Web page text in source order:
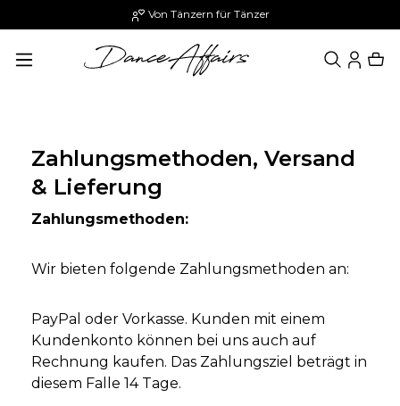
Von Tänzern für Tänzer
Zahlungsmethoden, Versand
& Lieferung
Zahlungsmethoden:
Wir bieten folgende Zahlungsmethoden an:
PayPal oder Vorkasse. Kunden mit einem
Kundenkonto können bei uns auch auf
Rechnung kaufen. Das Zahlungsziel beträgt in
diesem Falle 14 Tage.